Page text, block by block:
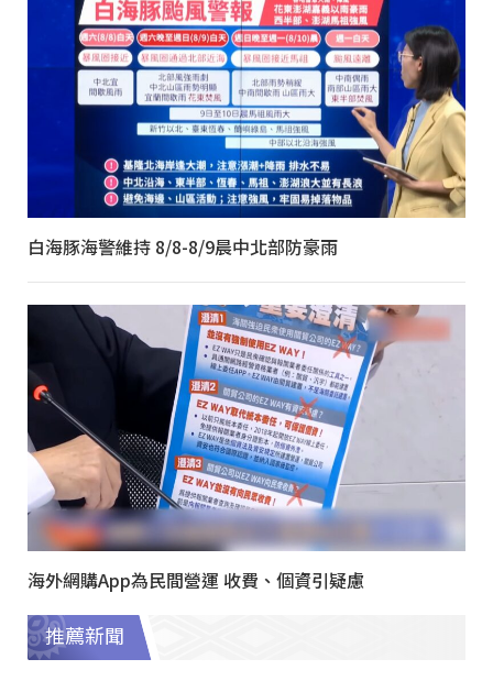
白海豚海警維持 8/8-8/9晨中北部防豪雨
海外網購App為民間營運 收費、個資引疑慮
推薦新聞